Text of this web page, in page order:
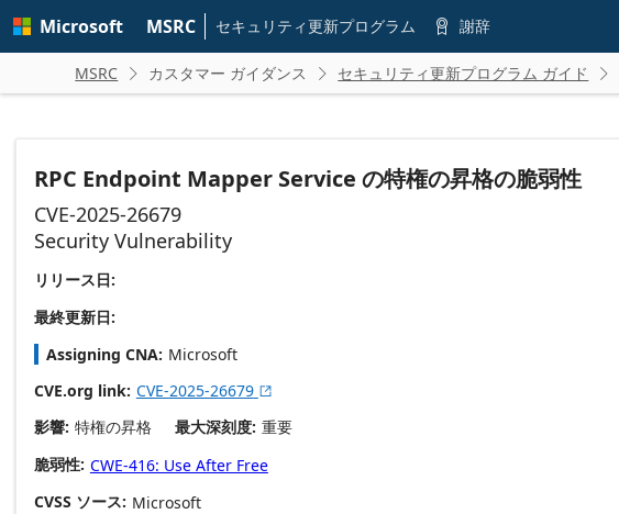
main
Microsoft MSRC セキュリティ更新プログラム  謝辞
MSRC  カスタマー ガイダンス  セキュリティ更新プログラム ガイド 
RPC Endpoint Mapper Service の特権の昇格の脆弱性
CVE-2025-26679
Security Vulnerability
リリース日:
最終更新日:
Assigning CNA Microsoft
CVE.org link CVE-2025-26679 
影響 特権の昇格 最大深刻度 重要
脆弱性 CWE-416: Use After Free
CVSS ソース Microsoft